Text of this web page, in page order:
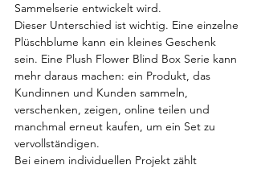
Sammelserie entwickelt wird.
Dieser Unterschied ist wichtig. Eine einzelne
Plüschblume kann ein kleines Geschenk
sein. Eine Plush Flower Blind Box Serie kann
mehr daraus machen: ein Produkt, das
Kundinnen und Kunden sammeln,
verschenken, zeigen, online teilen und
manchmal erneut kaufen, um ein Set zu
vervollständigen.
Bei einem individuellen Projekt zählt